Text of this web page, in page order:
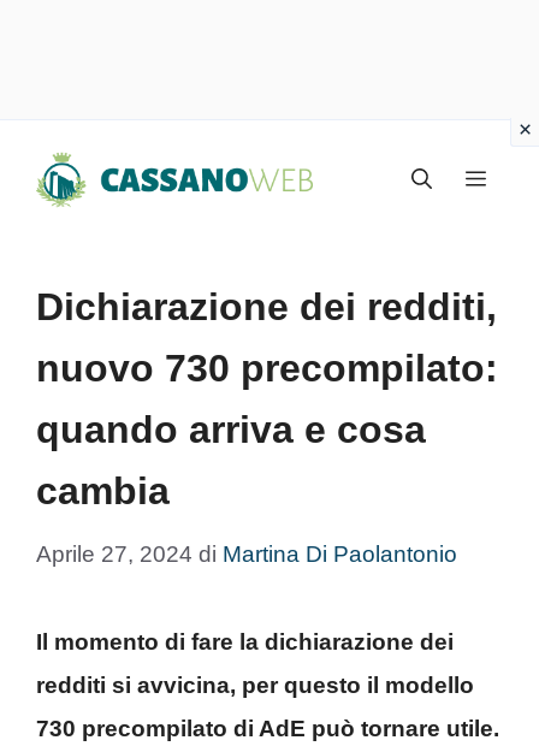
Menu
Dichiarazione dei redditi,
nuovo 730 precompilato:
quando arriva e cosa
cambia
Aprile 27, 2024 di Martina Di Paolantonio
Il momento di fare la dichiarazione dei
redditi si avvicina, per questo il modello
730 precompilato di AdE può tornare utile.